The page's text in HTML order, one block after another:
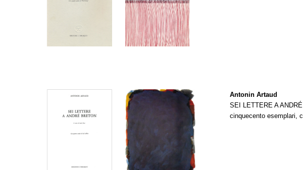
Antonin Artaud
SEI LETTERE A
cinquecento esemplari,